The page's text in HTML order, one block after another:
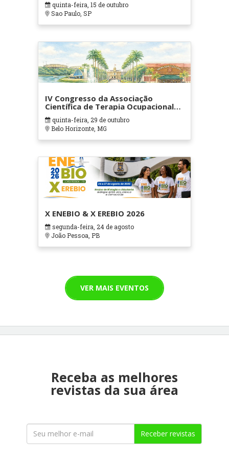
quinta-feira, 15 de outubro
Sao Paulo, SP
IV Congresso da Associação
Científica de Terapia Ocupacional
em Contextos Hospitalares e
Cuidados Paliativos - ATOHOSP
quinta-feira, 29 de outubro
Belo Horizonte, MG
X ENEBIO & X EREBIO 2026
segunda-feira, 24 de agosto
João Pessoa, PB
VER MAIS EVENTOS
Receba as melhores
revistas da sua área
Receber revistas